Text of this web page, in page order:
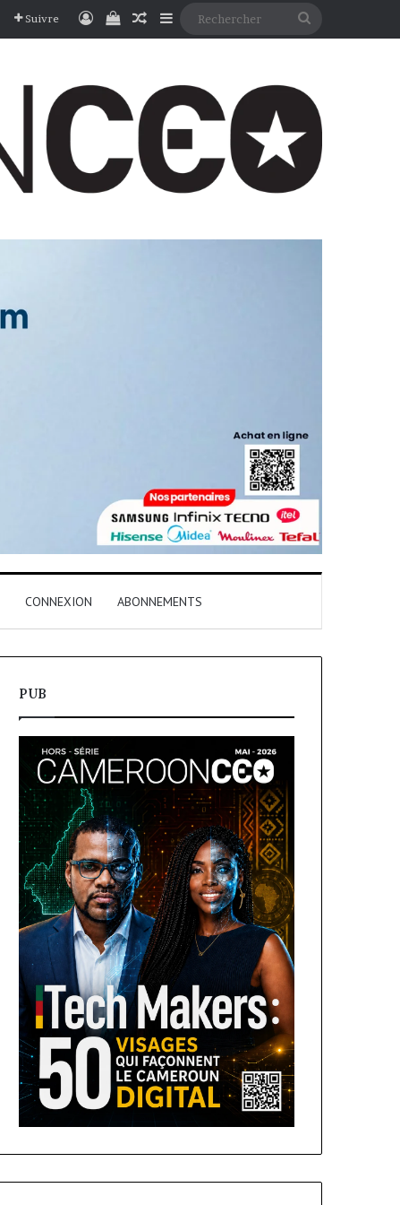
Suivre Connexion
Voir votre panier
Article Aléatoire
Sidebar (barre latérale)
CONNEXION ABONNEMENTS
PUB